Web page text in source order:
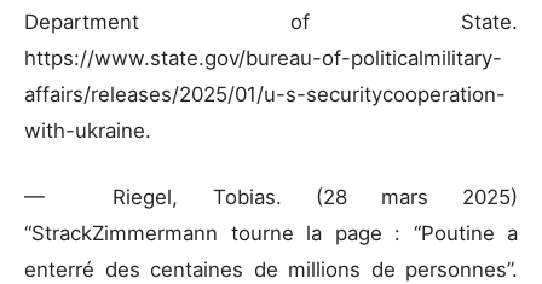
Department of State.
https://www.state.gov/bureau-of-politicalmilitary-
affairs/releases/2025/01/u-s-securitycooperation-
with-ukraine.
— Riegel, Tobias. (28 mars 2025)
“StrackZimmermann tourne la page : “Poutine a
enterré des centaines de millions de personnes”.